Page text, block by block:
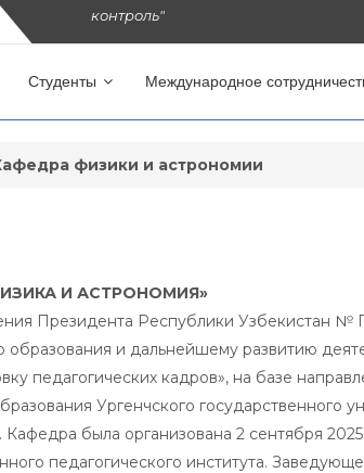
контроль"
Студенты Международное
физики и астрономии
И АСТРОНОМИЯ»
Президента Республики Узбекистан
образования и дальнейшему развитию
педагогических кадров», на базе
Ургенчского государственного
Кафедра была организована 2 сентября
педагогического института.